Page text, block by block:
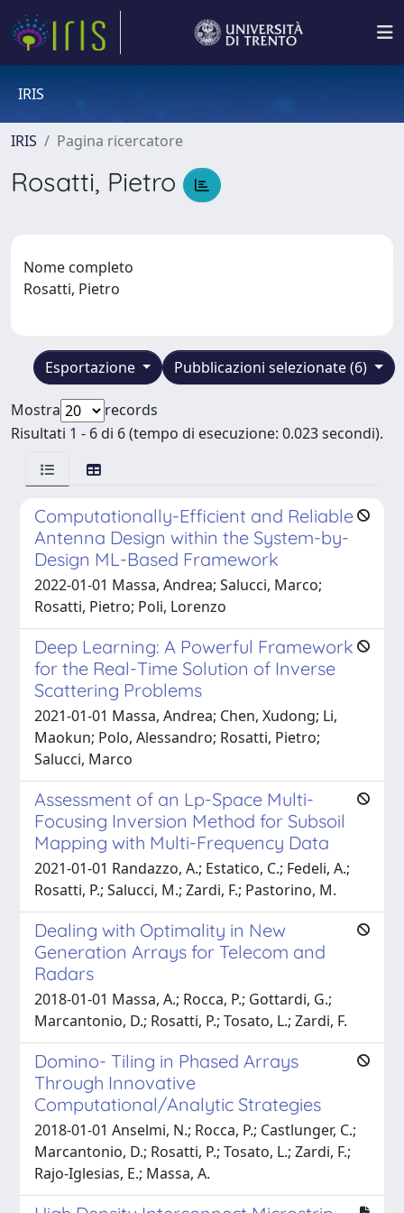
IRIS
IRIS Pagina ricercatore
Rosatti, Pietro
Nome completo
Rosatti, Pietro
Pubblicazioni selezionate (6)
Esportazione
Mostra
records
Risultati 1 - 6 di 6 (tempo di esecuzione: 0.023 secondi).
Computationally-Efficient and Reliable
Antenna Design within the System-by-
Design ML-Based Framework
2022-01-01 Massa, Andrea; Salucci, Marco;
Rosatti, Pietro; Poli, Lorenzo
Deep Learning: A Powerful Framework
for the Real-Time Solution of Inverse
Scattering Problems
2021-01-01 Massa, Andrea; Chen, Xudong; Li,
Maokun; Polo, Alessandro; Rosatti, Pietro;
Salucci, Marco
Assessment of an Lp-Space Multi-
Focusing Inversion Method for Subsoil
Mapping with Multi-Frequency Data
2021-01-01 Randazzo, A.; Estatico, C.; Fedeli, A.;
Rosatti, P.; Salucci, M.; Zardi, F.; Pastorino, M.
Dealing with Optimality in New
Generation Arrays for Telecom and
Radars
2018-01-01 Massa, A.; Rocca, P.; Gottardi, G.;
Marcantonio, D.; Rosatti, P.; Tosato, L.; Zardi, F.
Domino- Tiling in Phased Arrays
Through Innovative
Computational/Analytic Strategies
2018-01-01 Anselmi, N.; Rocca, P.; Castlunger, C.;
Marcantonio, D.; Rosatti, P.; Tosato, L.; Zardi, F.;
Rajo-Iglesias, E.; Massa, A.